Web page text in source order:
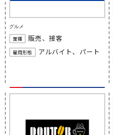
グルメ
業種 販売、接客
雇用形態 アルバイト、パート